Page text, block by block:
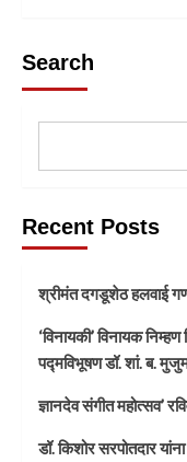
Search
Recent Posts
श्रीमंत दगडूशेठ हलवाई
‘विनायकी’ विनायक
पद्मविभूषण डॉ. शां. ब.
ज्ञानदेव संगीत महोत्सव’
डॉ. किशोर सरपोतदार